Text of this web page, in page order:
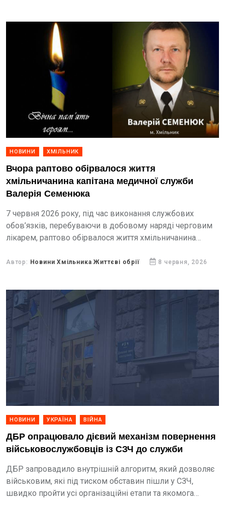
НОВИНИ ХМІЛЬНИК
Вчора раптово обірвалося життя
хмільничанина капітана медичної служби
Валерія Семенюка
7 червня 2026 року, під час виконання службових
обов’язків, перебуваючи в добовому наряді черговим
лікарем, раптово обірвалося життя хмільничанина
Автор: Новини Хмільника Життєві обрії 8 червня, 2026
НОВИНИ УКРАЇНА ВІЙНА
ДБР опрацювало дієвий механізм повернення
військовослужбовців із СЗЧ до служби
ДБР запровадило внутрішній алгоритм, який дозволяє
військовим, які під тиском обставин пішли у СЗЧ,
швидко пройти усі організаційні етапи та якомога